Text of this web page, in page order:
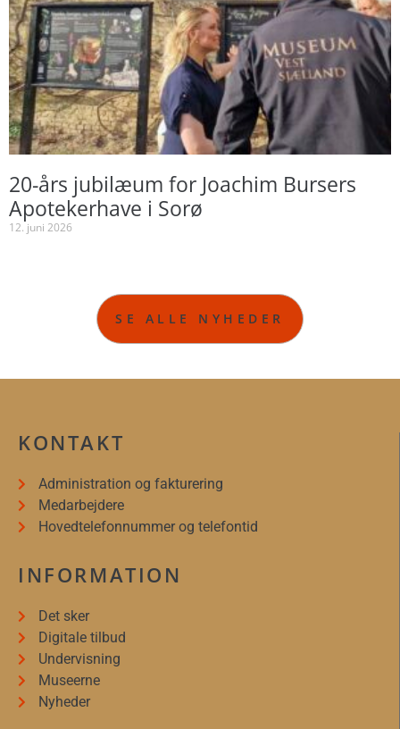
20-års jubilæum for Joachim Bursers
Apotekerhave i Sorø
12. juni 2026
SE ALLE NYHEDER
KONTAKT
Administration og fakturering
Medarbejdere
Hovedtelefonnummer og telefontid
INFORMATION
Det sker
Digitale tilbud
Undervisning
Museerne
Nyheder